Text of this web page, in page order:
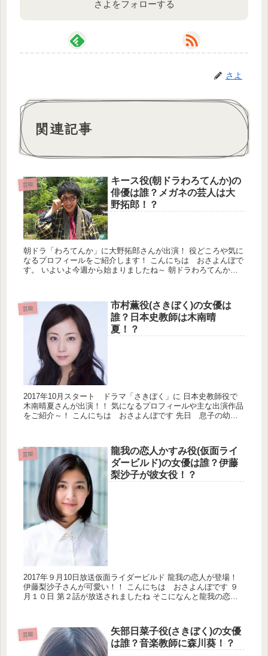
さよをフォローする
さよ
関連記事
芸能
キース役(朝ドラわろてんか)の
俳優は誰？メガネの芸人は大
野拓郎！？
朝ドラ「わろてんか」に大野拓郎さんが出演！ 役どころや気に
なるプロフィールをご紹介します！ こんにちは おさよんぼで
す。 いよいよ今週から始まりましたね～ 朝ドラわろてんか！
芸能
市村薫役(さきぼく)の女優は
誰？日本史教師は木南晴
夏！？
2017年10月スタート ドラマ「さきぼく」に 日本史教師役で
木南晴夏さんが出演！！ 気になるプロフィールや主な出演作品
をご紹介～！ こんにちは おさよんぼです 先日 息子の幼稚
芸能
龍我の恋人かすみ役(仮面ライ
ダービルド)の女優は誰？伊藤
梨沙子が彼女役！？
2017年９月10日放送仮面ライダービルド 龍我の恋人が登場！
伊藤梨沙子さんが可愛い！！ こんにちは おさよんぼです ９
月１０日 第２話が放送されましたね そこになんと龍我の恋人
芸能
矢部日菜子役(さきぼく)の女優
は誰？音楽教師に森川葵！？